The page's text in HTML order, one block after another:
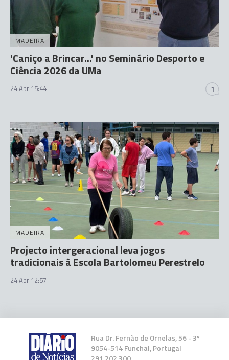
MADEIRA
'Caniço a Brincar...' no Seminário Desporto e
Ciência 2026 da UMa
24 Abr 15:44 1
MADEIRA
Projecto intergeracional leva jogos
tradicionais à Escola Bartolomeu Perestrelo
24 Abr 12:57
Rua Dr. Fernão de Ornelas, 56 - 3º
9054-514 Funchal, Portugal